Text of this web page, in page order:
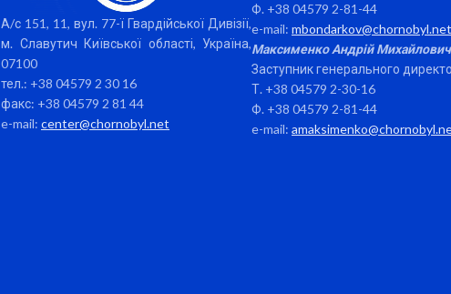
А/с 151, 11, вул. 77-ї Гвардійської Дивізії,
м. Славутич Київської області, Україна,
07100
тел.: +38 04579 2 30 16
факс: +38 04579 2 81 44
e-mail: center@chornobyl.net
Ф. +38 04579 2-81-44
e-mail: mbondarkov@chornobyl.net
Максименко Андрій Михайлович
Заступник генерального
Т. +38 04579 2-30-16
Ф. +38 04579 2-81-44
e-mail: